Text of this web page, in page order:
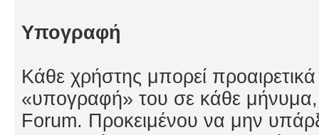
Υπογραφή
Κάθε χρήστης μπορεί
«υπογραφή» του σε κάθε μήνυμα,
Forum. Προκειμένου να μην